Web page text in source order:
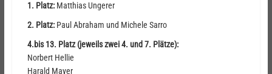
1. Platz: Matthias Ungerer
2. Platz: Paul Abraham und Michele Sarro
4.bis 13. Platz (jeweils zwei 4. und 7. Plätze):
Norbert Hellie
Harald Mayer